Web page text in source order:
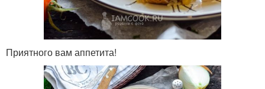
Приятного вам аппетита!